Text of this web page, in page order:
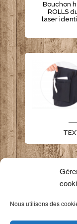
Nous utilisons des
Bouchon
ROLLS
laser
- -